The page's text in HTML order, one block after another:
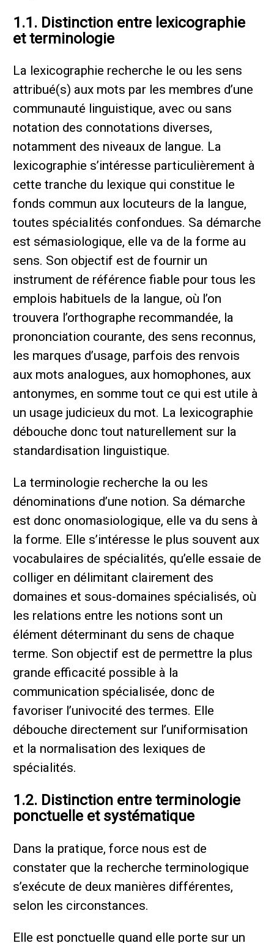
1.1. Distinction entre lexicographie
et terminologie
La lexicographie recherche le ou les sens
attribué(s) aux mots par les membres d’une
communauté linguistique, avec ou sans
notation des connotations diverses,
notamment des niveaux de langue. La
lexicographie s’intéresse particulièrement à
cette tranche du lexique qui constitue le
fonds commun aux locuteurs de la langue,
toutes spécialités confondues. Sa démarche
est sémasiologique, elle va de la forme au
sens. Son objectif est de fournir un
instrument de référence fiable pour tous les
emplois habituels de la langue, où l’on
trouvera l’orthographe recommandée, la
prononciation courante, des sens reconnus,
les marques d’usage, parfois des renvois
aux mots analogues, aux homophones, aux
antonymes, en somme tout ce qui est utile à
un usage judicieux du mot. La lexicographie
débouche donc tout naturellement sur la
standardisation linguistique.
La terminologie recherche la ou les
dénominations d’une notion. Sa démarche
est donc onomasiologique, elle va du sens à
la forme. Elle s’intéresse le plus souvent aux
vocabulaires de spécialités, qu’elle essaie de
colliger en délimitant clairement des
domaines et sous-domaines spécialisés, où
les relations entre les notions sont un
élément déterminant du sens de chaque
terme. Son objectif est de permettre la plus
grande efficacité possible à la
communication spécialisée, donc de
favoriser l’univocité des termes. Elle
débouche directement sur l’uniformisation
et la normalisation des lexiques de
spécialités.
1.2. Distinction entre terminologie
ponctuelle et systématique
Dans la pratique, force nous est de
constater que la recherche terminologique
s’exécute de deux manières différentes,
selon les circonstances.
Elle est ponctuelle quand elle porte sur un